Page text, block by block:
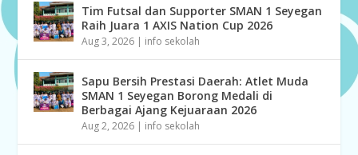
Tim Futsal dan Supporter SMAN 1 Seyegan
Raih Juara 1 AXIS Nation Cup 2026
Aug 3, 2026 | info sekolah
Sapu Bersih Prestasi Daerah: Atlet Muda
SMAN 1 Seyegan Borong Medali di
Berbagai Ajang Kejuaraan 2026
Aug 2, 2026 | info sekolah